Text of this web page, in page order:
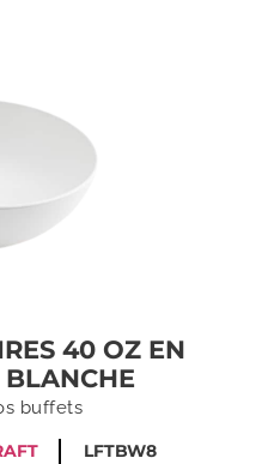
40 OZ EN
buffets
LFTBW8